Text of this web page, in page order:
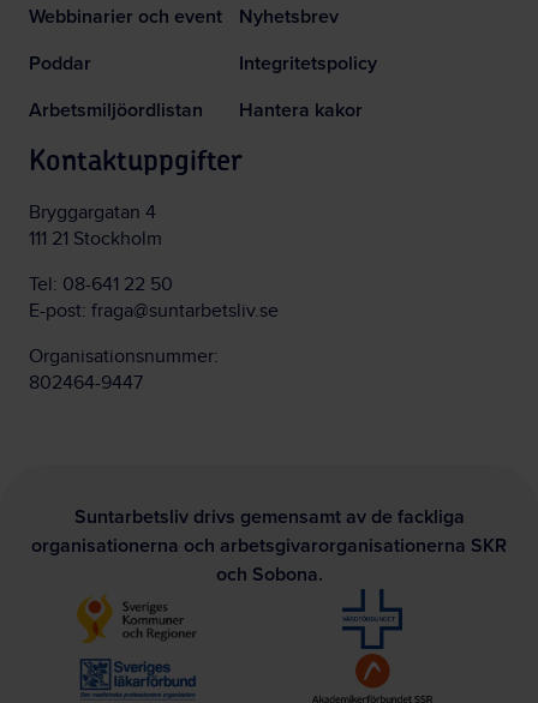
Webbinarier och event
Poddar
Arbetsmiljöordlistan
Nyhetsbrev
Integritetspolicy
Hantera kakor
Kontaktuppgifter
Bryggargatan 4
111 21 Stockholm
Tel: 08-641 22 50
E-post: fraga@suntarbetsliv.se
Organisationsnummer:
802464-9447
Suntarbetsliv drivs gemensamt av de fackliga
organisationerna och arbetsgivarorganisationerna SKR
och Sobona.